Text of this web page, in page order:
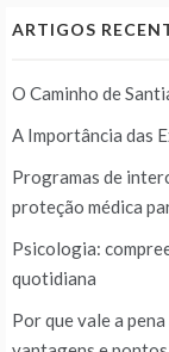
ARTIGOS
O Caminho de
A Importância das
Programas de
proteção médica
Psicologia:
quotidiana
Por que vale a